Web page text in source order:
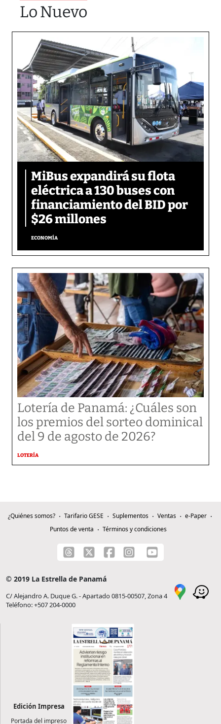
Lo Nuevo
MiBus expandirá su flota
eléctrica a 130 buses con
financiamiento del BID por
$26 millones
ECONOMÍA
Lotería de Panamá: ¿Cuáles son
los premios del sorteo dominical
del 9 de agosto de 2026?
LOTERÍA
¿Quiénes somos? Tarifario GESE Suplementos Ventas
e-Paper
Puntos de venta
Términos y condiciones
© 2019 La Estrella de Panamá
C/ Alejandro A. Duque G. - Apartado 0815-00507, Zona 4
Teléfono: +507 204-0000
Edición Impresa
Portada del impreso